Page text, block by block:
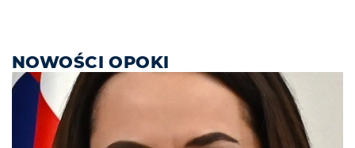
NOWOŚCI OPOKI